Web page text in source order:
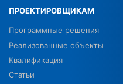
ПРОЕКТИРОВЩИКАМ
Программные решения
Реализованные объекты
Квалификация
Статьи